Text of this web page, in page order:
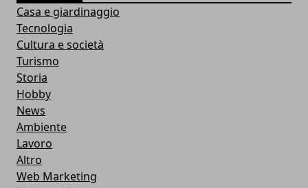
Casa e giardinaggio
Tecnologia
Cultura e società
Turismo
Storia
Hobby
News
Ambiente
Lavoro
Altro
Web Marketing